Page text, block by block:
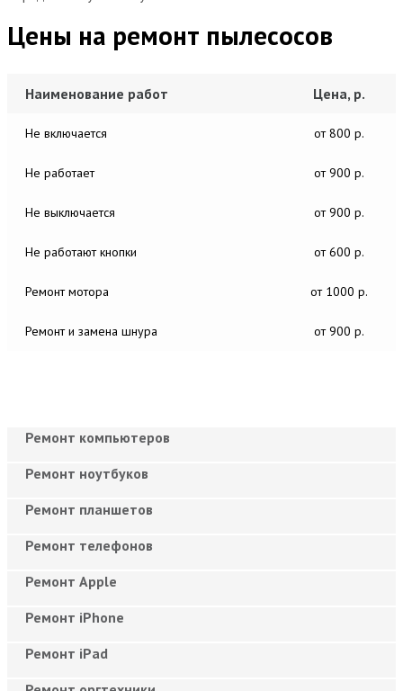
Цены на ремонт пылесосов
Наименование работ Цена, р.
Не включается от 800 р.
Не работает от 900 р.
Не выключается от 900 р.
Не работают кнопки от 600 р.
Ремонт мотора от 1000 р.
Ремонт и замена шнура от 900 р.
Ремонт компьютеров
Ремонт ноутбуков
Ремонт планшетов
Ремонт телефонов
Ремонт Apple
Ремонт iPhone
Ремонт iPad